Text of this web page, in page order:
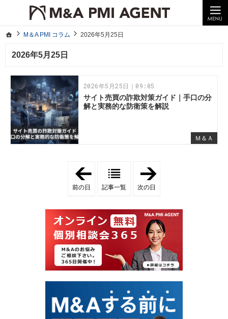
ホームM＆A PMI コラム 2026年5月25日
2026年5月25日
10年以上の経験。企業の経営統合や売却はM＆A PMI AGENTへ。
M＆A PMI コラム｜M＆A・PMI・事業承継のポイントや成功事例をわかりやすくご紹介
Ｍ＆Ａ
2026年5月25日｜09:05
サイト売買の詐欺対策ガイド｜手口の分
解と実務的な防衛策を解説
5
月
4
日
」
前の日 記事一覧
5
月
2
6
日
」
次の日
ホームM＆A PMI コラム 2026年5月25日